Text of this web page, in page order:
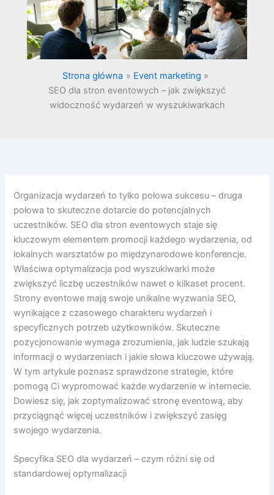
Strona główna
Event marketing
SEO dla stron eventowych – jak zwiększyć
widoczność wydarzeń w wyszukiwarkach
Organizacja wydarzeń to tylko połowa sukcesu – druga
połowa to skuteczne dotarcie do potencjalnych
uczestników. SEO dla stron eventowych staje się
kluczowym elementem promocji każdego wydarzenia, od
lokalnych warsztatów po międzynarodowe konferencje.
Właściwa optymalizacja pod wyszukiwarki może
zwiększyć liczbę uczestników nawet o kilkaset procent.
Strony eventowe mają swoje unikalne wyzwania SEO,
wynikające z czasowego charakteru wydarzeń i
specyficznych potrzeb użytkowników. Skuteczne
pozycjonowanie wymaga zrozumienia, jak ludzie szukają
informacji o wydarzeniach i jakie słowa kluczowe używają.
W tym artykule poznasz sprawdzone strategie, które
pomogą Ci wypromować każde wydarzenie w internecie.
Dowiesz się, jak zoptymalizować stronę eventową, aby
przyciągnąć więcej uczestników i zwiększyć zasięg
swojego wydarzenia.
Specyfika SEO dla wydarzeń – czym różni się od
standardowej optymalizacji